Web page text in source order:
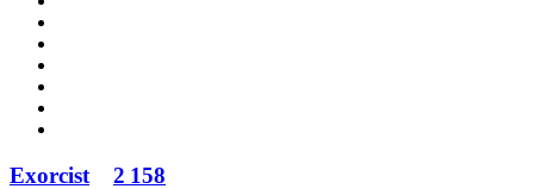
Exorcist 2 158